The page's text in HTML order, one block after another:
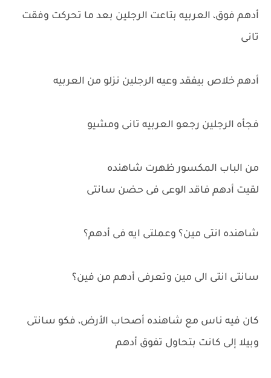
أدهم فوق، العربيه بتاعت الرجلين بعد ما تحركت وفقت
تانى
أدهم خلاص بيفقد وعيه الرجلين نزلو من العربيه
فجأه الرجلين رجعو العربيه تانى ومشيو
من الباب المكسور ظهرت شاهنده
لقيت أدهم فاقد الوعى فى حضن سانتى
شاهنده انتى مين؟ وعملتى ايه فى أدهم؟
سانتى انتى الى مين وتعرفى أدهم من فين؟
كان فيه ناس مع شاهنده أصحاب الأرض، فكو سانتى
وبيلا إلى كانت بتحاول تفوق أدهم